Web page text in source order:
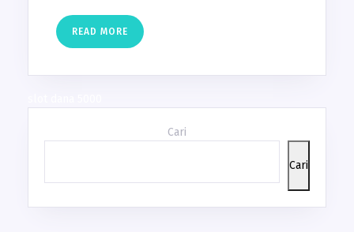
READ MORE READ
MORE
Cari
Cari